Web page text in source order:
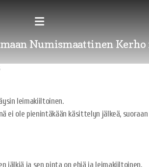
Numismaattinen
leimakiiltoinen.
ei ole pienintäkään käsittelyn jälkeä, suoraan
jälkiä ja sen pinta on ehjä ja leimakiiltoinen,